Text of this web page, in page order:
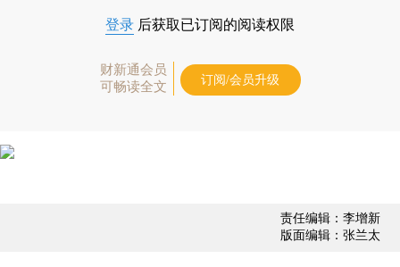
登录 后获取已订阅的阅读权限
财新通会员
可畅读全文
订阅/会员升级
责任编辑：李增新
版面编辑：张兰太